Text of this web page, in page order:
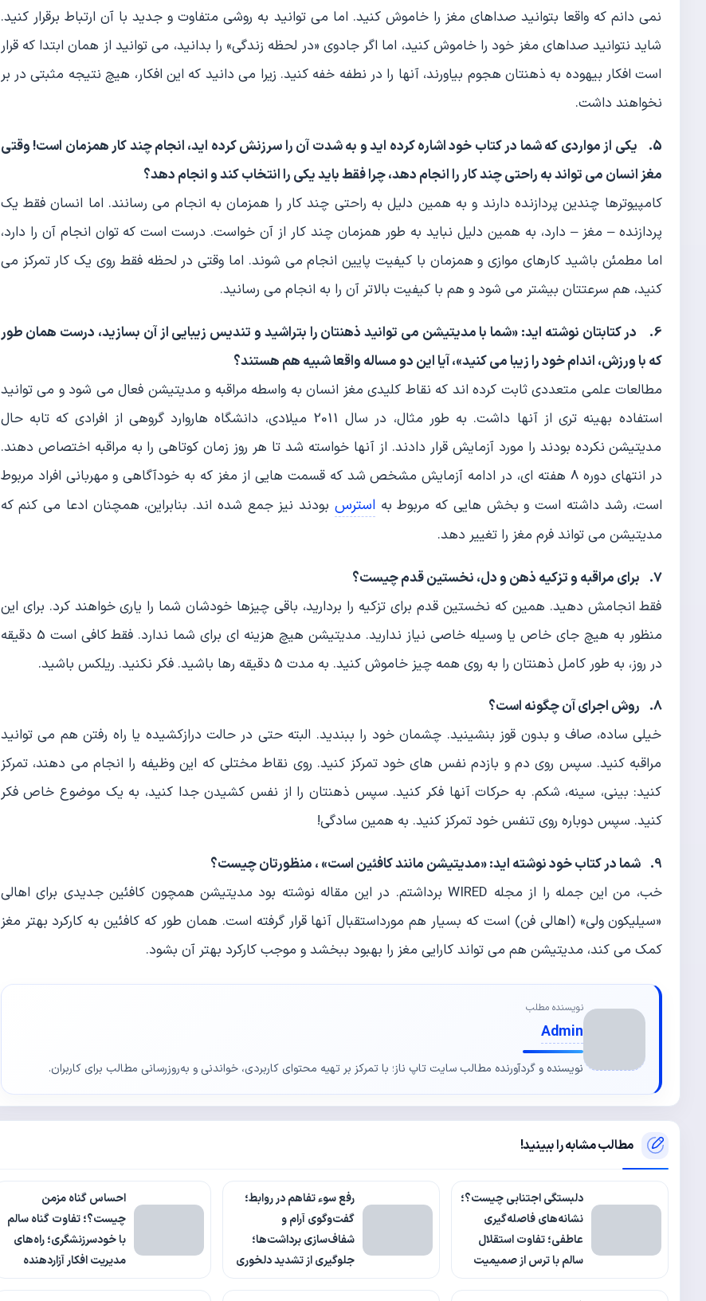
نمی دانم که واقعا بتوانید صداهای مغز را خاموش کنید. اما می توانید به روشی متفاوت و جدید با آن ارتباط برقرار کنید.
شاید نتوانید صداهای مغز خود را خاموش کنید، اما اگر جادوی «در لحظه زندگی» را بدانید، می توانید از همان ابتدا که قرار
است افکار بیهوده به ذهنتان هجوم بیاورند، آنها را در نطفه خفه کنید. زیرا می دانید که این افکار، هیچ نتیجه مثبتی در بر
نخواهند داشت.
5. یکی از مواردی که شما در کتاب خود اشاره کرده اید و به شدت آن را سرزنش کرده اید، انجام چند کار همزمان است! وقتی
مغز انسان می تواند به راحتی چند کار را انجام دهد، چرا فقط باید یکی را انتخاب کند و انجام دهد؟
کامپیوترها چندین پردازنده دارند و به همین دلیل به راحتی چند کار را همزمان به انجام می رسانند. اما انسان فقط یک
پردازنده – مغز – دارد، به همین دلیل نباید به طور همزمان چند کار از آن خواست. درست است که توان انجام آن را دارد،
اما مطمئن باشید کارهای موازی و همزمان با کیفیت پایین انجام می شوند. اما وقتی در لحظه فقط روی یک کار تمرکز می
کنید، هم سرعتتان بیشتر می شود و هم با کیفیت بالاتر آن را به انجام می رسانید.
6. در کتابتان نوشته اید: «شما با مدیتیشن می توانید ذهنتان را بتراشید و تندیس زیبایی از آن بسازید، درست همان طور
که با ورزش، اندام خود را زیبا می کنید»، آیا این دو مساله واقعا شبیه هم هستند؟
مطالعات علمی متعددی ثابت کرده اند که نقاط کلیدی مغز انسان به واسطه مراقبه و مدیتیشن فعال می شود و می توانید
استفاده بهینه تری از آنها داشت. به طور مثال، در سال 2011 میلادی، دانشگاه هاروارد گروهی از افرادی که تابه حال
مدیتیشن نکرده بودند را مورد آزمایش قرار دادند. از آنها خواسته شد تا هر روز زمان کوتاهی را به مراقبه اختصاص دهند.
در انتهای دوره 8 هفته ای، در ادامه آزمایش مشخص شد که قسمت هایی از مغز که به خودآگاهی و مهربانی افراد مربوط
است، رشد داشته است و بخش هایی که مربوط بهاسترس بودند نیز جمع شده اند. بنابراین، همچنان ادعا می کنم که
مدیتیشن می تواند فرم مغز را تغییر دهد.
7. برای مراقبه و تزکیه ذهن و دل، نخستین قدم چیست؟
فقط انجامش دهید. همین که نخستین قدم برای تزکیه را بردارید، باقی چیزها خودشان شما را یاری خواهند کرد. برای این
منظور به هیچ جای خاص یا وسیله خاصی نیاز ندارید. مدیتیشن هیچ هزینه ای برای شما ندارد. فقط کافی است 5 دقیقه
در روز، به طور کامل ذهنتان را به روی همه چیز خاموش کنید. به مدت 5 دقیقه رها باشید. فکر نکنید. ریلکس باشید.
8. روش اجرای آن چگونه است؟
خیلی ساده، صاف و بدون قوز بنشینید. چشمان خود را ببندید. البته حتی در حالت درازکشیده یا راه رفتن هم می توانید
مراقبه کنید. سپس روی دم و بازدم نفس های خود تمرکز کنید. روی نقاط مختلی که این وظیفه را انجام می دهند، تمرکز
کنید: بینی، سینه، شکم. به حرکات آنها فکر کنید. سپس ذهنتان را از نفس کشیدن جدا کنید، به یک موضوع خاص فکر
کنید. سپس دوباره روی تنفس خود تمرکز کنید. به همین سادگی!
9. شما در کتاب خود نوشته اید: «مدیتیشن مانند کافئین است» ، منظورتان چیست؟
خب، من این جمله را از مجله WIRED برداشتم. در این مقاله نوشته بود مدیتیشن همچون کافئین جدیدی برای اهالی
«سیلیکون ولی» (اهالی فن) است که بسیار هم مورداستقبال آنها قرار گرفته است. همان طور که کافئین به کارکرد بهتر مغز
کمک می کند، مدیتیشن هم می تواند کارایی مغز را بهبود ببخشد و موجب کارکرد بهتر آن بشود.
نویسنده مطلب
Admin
نویسنده و گردآورنده مطالب سایت تاپ ناز؛ با تمرکز بر تهیه محتوای کاربردی، خواندنی و به‌روزرسانی مطالب برای کاربران.
مطالب مشابه را ببینید!
دلبستگی اجتنابی چیست؟؛
نشانه‌های فاصله‌گیری
عاطفی؛ تفاوت استقلال
سالم با ترس از صمیمیت
رفع سوء تفاهم در روابط؛
گفت‌وگوی آرام و
شفاف‌سازی برداشت‌ها؛
جلوگیری از تشدید دلخوری
احساس گناه مزمن
چیست؟؛ تفاوت گناه سالم
با خودسرزنشگری؛ راه‌های
مدیریت افکار آزاردهنده